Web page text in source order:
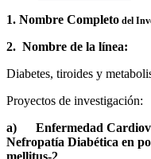
1. Nombre Completo del
2. Nombre de la línea:
Diabetes, tiroides y
Proyectos de investigación:
a) Enfermedad
Nefropatía Diabética en
mellitus-2